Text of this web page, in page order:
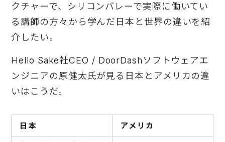
クチャーで、シリコンバレーで実際に働いてい
る講師の方々から学んだ日本と世界の違いを紹
介したい。
Hello Sake社CEO / DoorDashソフトウェアエ
ンジニアの原健太氏が見る日本とアメリカの違
いはこうだ。
日本 アメリカ